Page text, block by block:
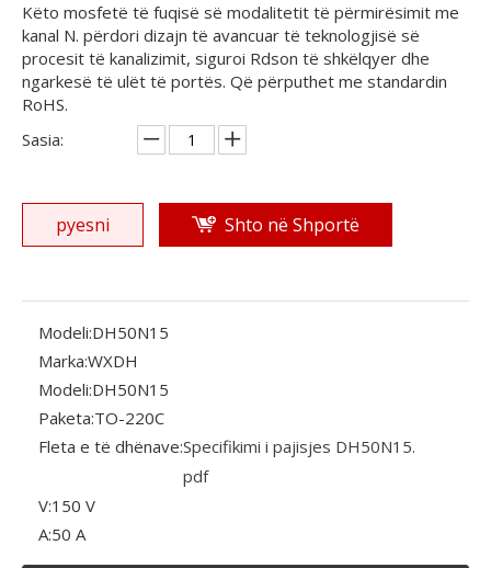
Këto mosfetë të fuqisë së modalitetit të përmirësimit me
kanal N. përdori dizajn të avancuar të teknologjisë së
procesit të kanalizimit, siguroi Rdson të shkëlqyer dhe
ngarkesë të ulët të portës. Që përputhet me standardin
RoHS.
Sasia:
pyesni Shto në Shportë
Modeli:DH50N15
Marka:WXDH
Modeli:DH50N15
Paketa:TO-220C
Fleta e të dhënave:Specifikimi i pajisjes DH50N15.
pdf
V:150 V
A:50 A